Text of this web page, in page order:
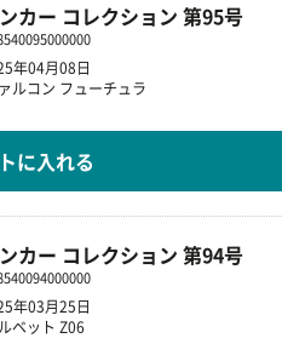
カー コレクション 第95号
年04月08日
ルコン フューチュラ
に入れる
カー コレクション 第94号
年03月25日
ベット Z06